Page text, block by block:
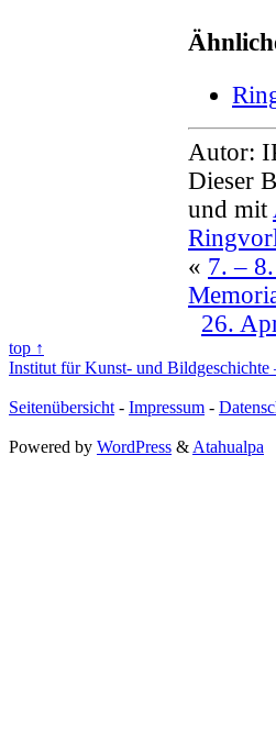
Autor:
Dieser
und mit
« 7. –
26.
top ↑
Institut für Kunst- und
Seitenübersicht - Impressum -
Powered by WordPress & Atahualpa